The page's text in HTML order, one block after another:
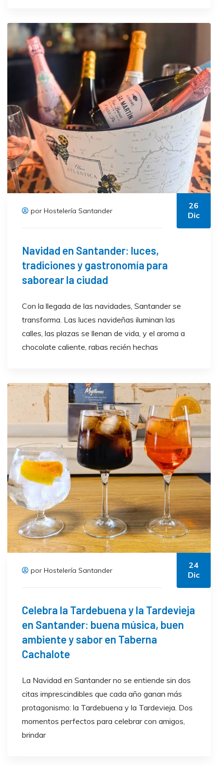
por Hostelería Santander
26
Dic
Navidad en Santander: luces,
tradiciones y gastronomía para
saborear la ciudad
Con la llegada de las navidades, Santander se
transforma. Las luces navideñas iluminan las
calles, las plazas se llenan de vida, y el aroma a
chocolate caliente, rabas recién hechas
por Hostelería Santander
24
Dic
Celebra la Tardebuena y la Tardevieja
en Santander: buena música, buen
ambiente y sabor en Taberna
Cachalote
La Navidad en Santander no se entiende sin dos
citas imprescindibles que cada año ganan más
protagonismo: la Tardebuena y la Tardevieja. Dos
momentos perfectos para celebrar con amigos,
brindar